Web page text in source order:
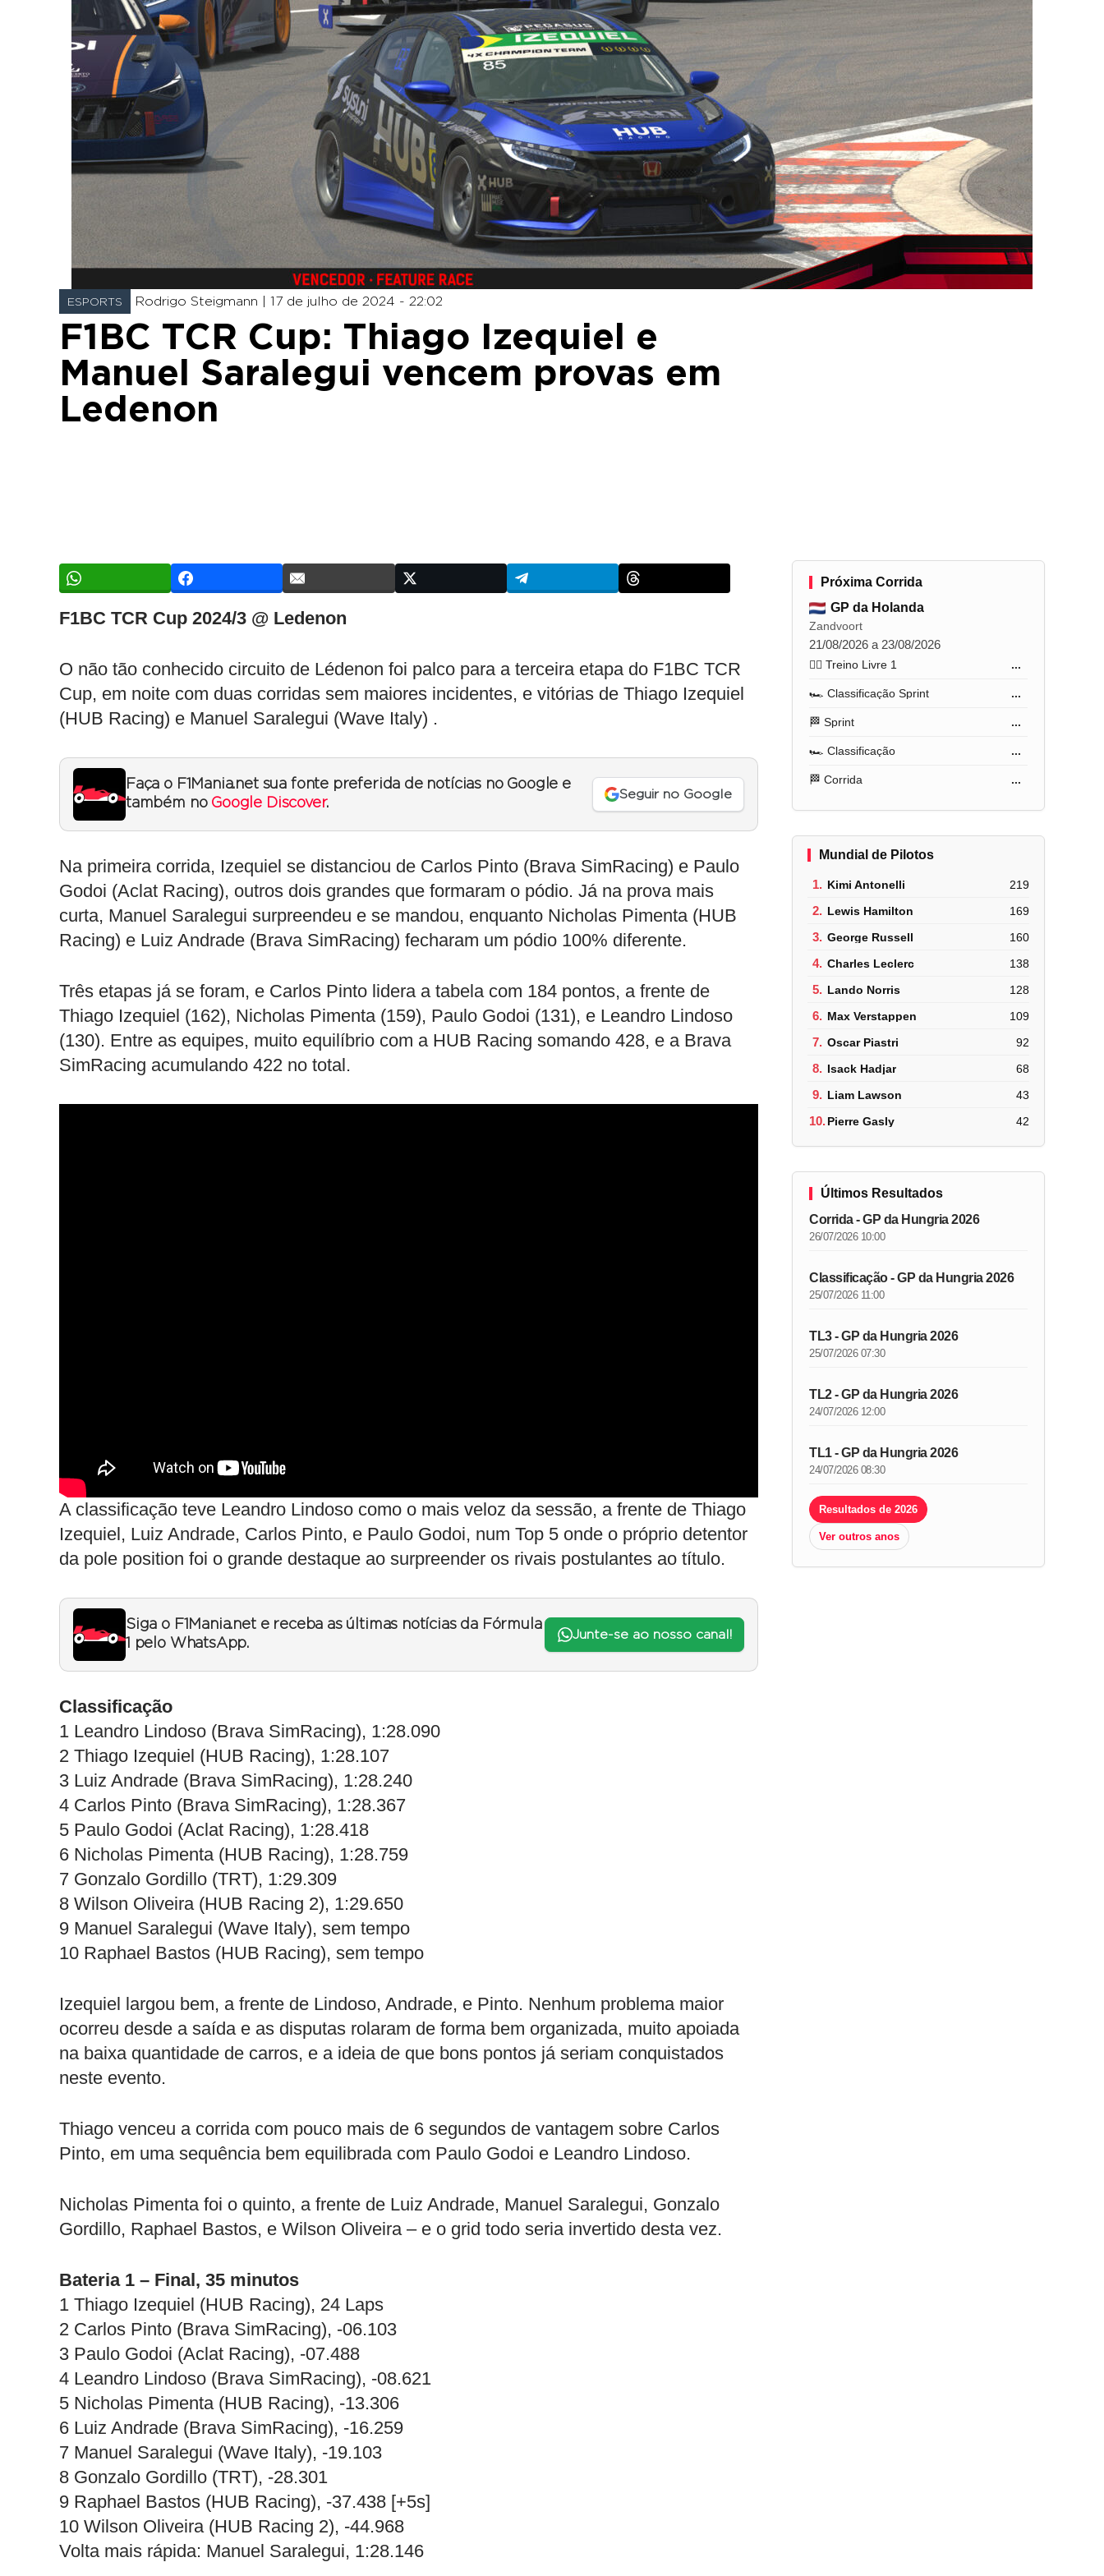
ESPORTS Rodrigo Steigmann | 17 de julho de 2024 - 22:02
F1BC TCR Cup: Thiago Izequiel e
Manuel Saralegui vencem provas em
Ledenon
F1BC TCR Cup 2024/3 @ Ledenon
O não tão conhecido circuito de Lédenon foi palco para a terceira etapa do F1BC TCR
Cup, em noite com duas corridas sem maiores incidentes, e vitórias de Thiago Izequiel
(HUB Racing) e Manuel Saralegui (Wave Italy) .
Faça o F1Mania.net sua fonte preferida de notícias no Google e
também no Google Discover.
Seguir no Google
Na primeira corrida, Izequiel se distanciou de Carlos Pinto (Brava SimRacing) e Paulo
Godoi (Aclat Racing), outros dois grandes que formaram o pódio. Já na prova mais
curta, Manuel Saralegui surpreendeu e se mandou, enquanto Nicholas Pimenta (HUB
Racing) e Luiz Andrade (Brava SimRacing) fecharam um pódio 100% diferente.
Três etapas já se foram, e Carlos Pinto lidera a tabela com 184 pontos, a frente de
Thiago Izequiel (162), Nicholas Pimenta (159), Paulo Godoi (131), e Leandro Lindoso
(130). Entre as equipes, muito equilíbrio com a HUB Racing somando 428, e a Brava
SimRacing acumulando 422 no total.
A classificação teve Leandro Lindoso como o mais veloz da sessão, a frente de Thiago
Izequiel, Luiz Andrade, Carlos Pinto, e Paulo Godoi, num Top 5 onde o próprio detentor
da pole position foi o grande destaque ao surpreender os rivais postulantes ao título.
Siga o F1Mania.net e receba as últimas notícias da Fórmula
1 pelo WhatsApp.
Junte-se ao nosso canal!
Classificação
1 Leandro Lindoso (Brava SimRacing), 1:28.090
2 Thiago Izequiel (HUB Racing), 1:28.107
3 Luiz Andrade (Brava SimRacing), 1:28.240
4 Carlos Pinto (Brava SimRacing), 1:28.367
5 Paulo Godoi (Aclat Racing), 1:28.418
6 Nicholas Pimenta (HUB Racing), 1:28.759
7 Gonzalo Gordillo (TRT), 1:29.309
8 Wilson Oliveira (HUB Racing 2), 1:29.650
9 Manuel Saralegui (Wave Italy), sem tempo
10 Raphael Bastos (HUB Racing), sem tempo
Izequiel largou bem, a frente de Lindoso, Andrade, e Pinto. Nenhum problema maior
ocorreu desde a saída e as disputas rolaram de forma bem organizada, muito apoiada
na baixa quantidade de carros, e a ideia de que bons pontos já seriam conquistados
neste evento.
Thiago venceu a corrida com pouco mais de 6 segundos de vantagem sobre Carlos
Pinto, em uma sequência bem equilibrada com Paulo Godoi e Leandro Lindoso.
Nicholas Pimenta foi o quinto, a frente de Luiz Andrade, Manuel Saralegui, Gonzalo
Gordillo, Raphael Bastos, e Wilson Oliveira – e o grid todo seria invertido desta vez.
Bateria 1 – Final, 35 minutos
1 Thiago Izequiel (HUB Racing), 24 Laps
2 Carlos Pinto (Brava SimRacing), -06.103
3 Paulo Godoi (Aclat Racing), -07.488
4 Leandro Lindoso (Brava SimRacing), -08.621
5 Nicholas Pimenta (HUB Racing), -13.306
6 Luiz Andrade (Brava SimRacing), -16.259
7 Manuel Saralegui (Wave Italy), -19.103
8 Gonzalo Gordillo (TRT), -28.301
9 Raphael Bastos (HUB Racing), -37.438 [+5s]
10 Wilson Oliveira (HUB Racing 2), -44.968
Volta mais rápida: Manuel Saralegui, 1:28.146
Próxima Corrida
GP da Holanda
Zandvoort
21/08/2026 a 23/08/2026
🏋️‍♂️ Treino Livre 1 ...
🏎️ Classificação Sprint ...
🏁 Sprint ...
🏎️ Classificação ...
🏁 Corrida ...
Mundial de Pilotos
1. Kimi Antonelli 219
2. Lewis Hamilton 169
3. George Russell 160
4. Charles Leclerc 138
5. Lando Norris 128
6. Max Verstappen 109
7. Oscar Piastri 92
8. Isack Hadjar 68
9. Liam Lawson 43
10.Pierre Gasly 42
Últimos Resultados
Corrida - GP da Hungria 2026
26/07/2026 10:00
Classificação - GP da Hungria 2026
25/07/2026 11:00
TL3 - GP da Hungria 2026
25/07/2026 07:30
TL2 - GP da Hungria 2026
24/07/2026 12:00
TL1 - GP da Hungria 2026
24/07/2026 08:30
Resultados de 2026
Ver outros anos